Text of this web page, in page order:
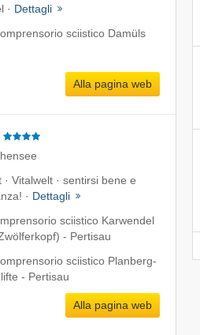
· Dettagli
sciistico Damüls
Alla pagina web
Vitalwelt · sentirsi bene e
· Dettagli
sciistico Karwendel
- Pertisau
sciistico Planberg-
- Pertisau
Alla pagina web